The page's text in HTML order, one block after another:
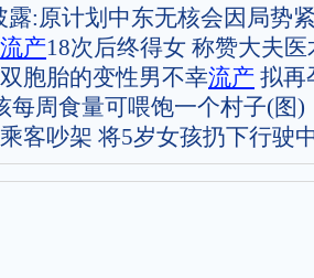
:原计划中东无核会因局势
流产18次后终得女 称赞大夫
胞胎的变性男不幸流产 拟再
每周食量可喂饱一个村子(图)
客吵架 将5岁女孩扔下行驶